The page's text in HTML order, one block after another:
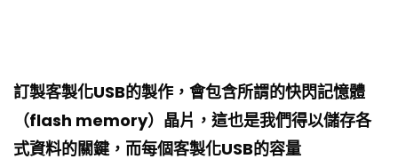
訂製客製化USB的製作，會包含所謂的快閃記憶體
（flash memory）晶片，這也是我們得以儲存各
式資料的關鍵，而每個客製化USB的容量